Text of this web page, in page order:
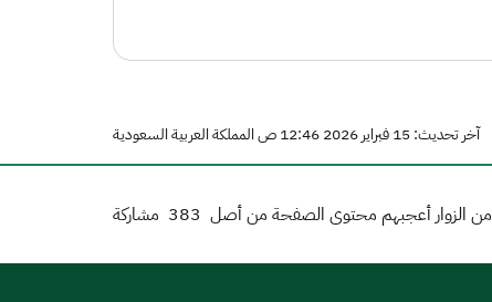
آخر تحديث: 15 فبراير 2026 12:46 ص المملكة العربية السعودية
من الزوار أعجبهم محتوى الصفحة من أصل 383 مشاركة